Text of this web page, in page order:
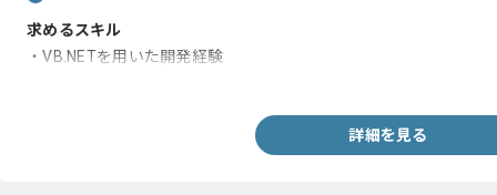
求めるスキル
・VB.NETを用いた開発経験
詳細を見る